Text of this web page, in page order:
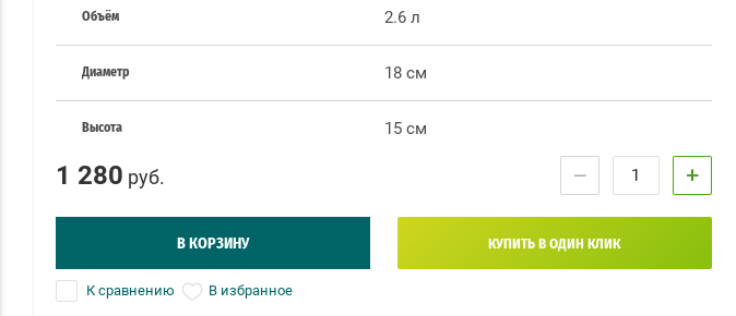
Объём 2.6 л
Диаметр 18 см
Высота 15 см
1 280 руб. − +
В КОРЗИНУ КУПИТЬ В ОДИН КЛИК
К сравнению В избранное